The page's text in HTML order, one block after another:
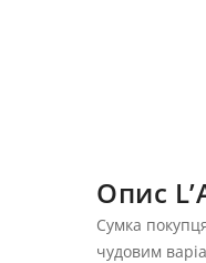
Опис
Сумка
чудовим